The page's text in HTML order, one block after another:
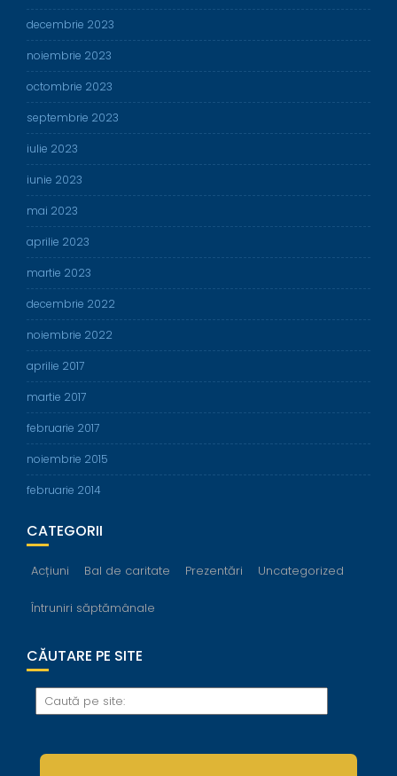
decembrie 2023
noiembrie 2023
octombrie 2023
septembrie 2023
iulie 2023
iunie 2023
mai 2023
aprilie 2023
martie 2023
decembrie 2022
noiembrie 2022
aprilie 2017
martie 2017
februarie 2017
noiembrie 2015
februarie 2014
CATEGORII
Acțiuni Bal de caritate Prezentări Uncategorized
Întruniri săptămânale
CĂUTARE PE SITE